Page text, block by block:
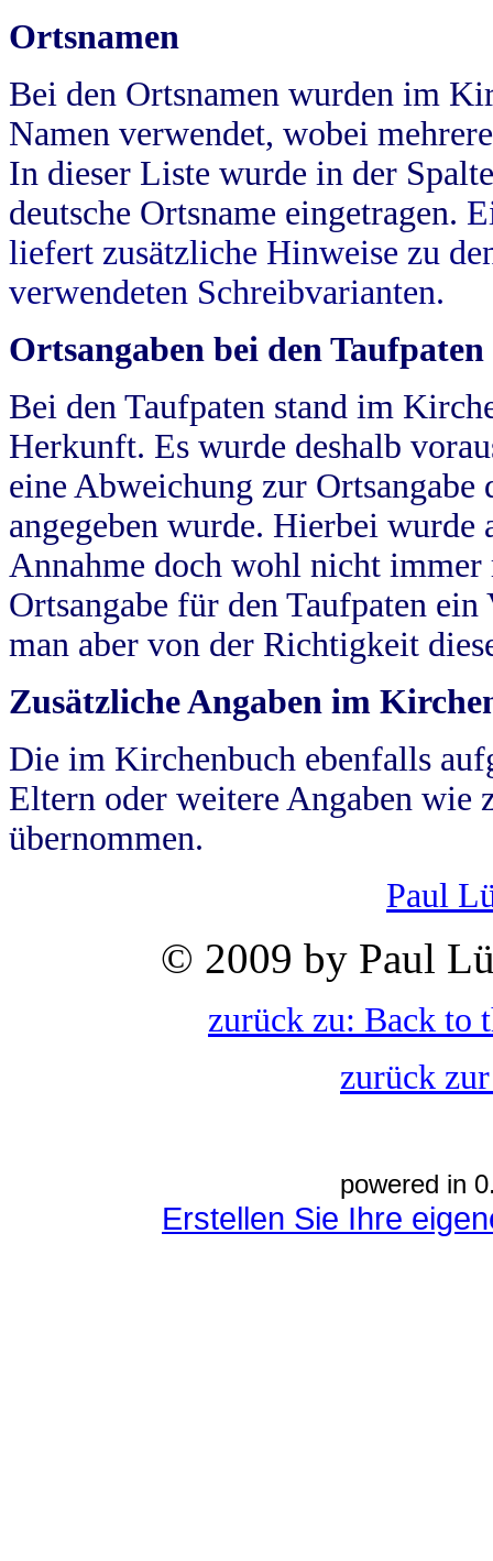
Ortsnamen
Bei den Ortsnamen wurden im
Namen verwendet, wobei
In dieser Liste wurde in der
deutsche Ortsname eingetragen.
liefert zusätzliche Hinweise zu
verwendeten Schreibvarianten.
Ortsangaben bei den Taufpaten
Bei den Taufpaten stand im
Herkunft. Es wurde deshalb
eine Abweichung zur
angegeben wurde. Hierbei wurde
Annahme doch wohl nicht
Ortsangabe für den Taufpaten
man aber von der Richtigkeit
Zusätzliche Angaben im
Die im Kirchenbuch ebenfalls
Eltern oder weitere Angaben wie
übernommen.
Paul
© 2009 by Paul
zurück zu: Back to
zurück
powered in
Erstellen Sie Ihre